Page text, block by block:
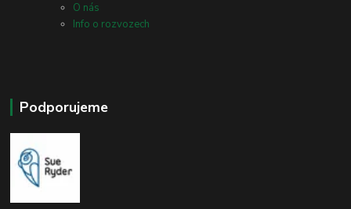
O nás
Info o rozvozech
Podporujeme